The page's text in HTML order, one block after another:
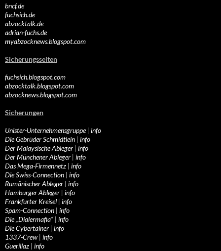
bncf.de
fuchsich.de
abzocktalk.de
adrian-fuchs.de
myabzocknews.blogspot.com
Sicherungsseiten
fuchsich.blogspot.com
abzocktalk.blogspot.com
abzocknews.blogspot.com
Sicherungen
Unister-Unternehmensgruppe| info
Die Gebrüder Schmidtlein | info
Der Malaysische Ableger | info
Der Münchener Ableger | info
Das Mega-Firmennetz | info
Die Swiss-Connection | info
Rumänischer Ableger | info
Hamburger Ableger | info
Frankfurter Kreisel | info
Spam-Connection | info
Die „Dialermafia“ | info
Die Cybertainer | info
1337-Crew | info
Guerillaz | info